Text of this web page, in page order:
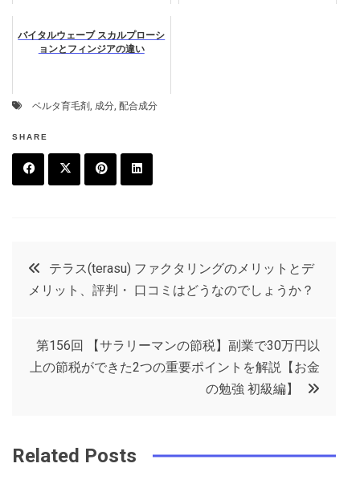
バイタルウェーブ スカルプローシ
ョンとフィンジアの違い
ベルタ育毛剤, 成分, 配合成分
SHARE
e
s
e
投
稿
ナ
テラス(terasu) ファクタリングのメリットとデ
メリット、評判・ 口コミはどうなのでしょうか？
第156回 【サラリーマンの節税】副業で30万円以
上の節税ができた2つの重要ポイントを解説【お金
の勉強 初級編】
Related Posts